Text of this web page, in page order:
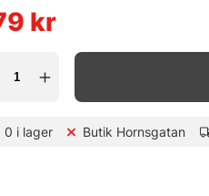
kr
0 i lager Butik Hornsgatan